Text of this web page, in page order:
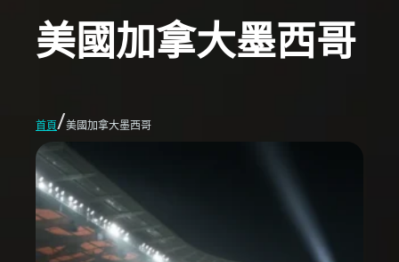
美國加拿大墨西哥
首頁/美國加拿大墨西哥